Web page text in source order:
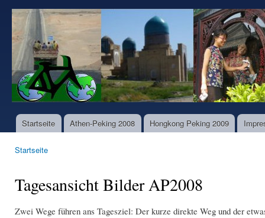
www.world-
bike-
tours.com
Hauptmenü
Startseite Athen-Peking 2008 Hongkong Peking 2009
Startseite
Tagesansicht Bilder AP2008
Zwei Wege führen ans Tagesziel: Der kurze direkte Weg und der